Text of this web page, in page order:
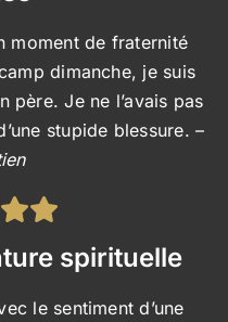
moment de fraternité
dimanche, je suis
père. Je ne l’avais pas
stupide blessure. –
spirituelle
le sentiment d’une